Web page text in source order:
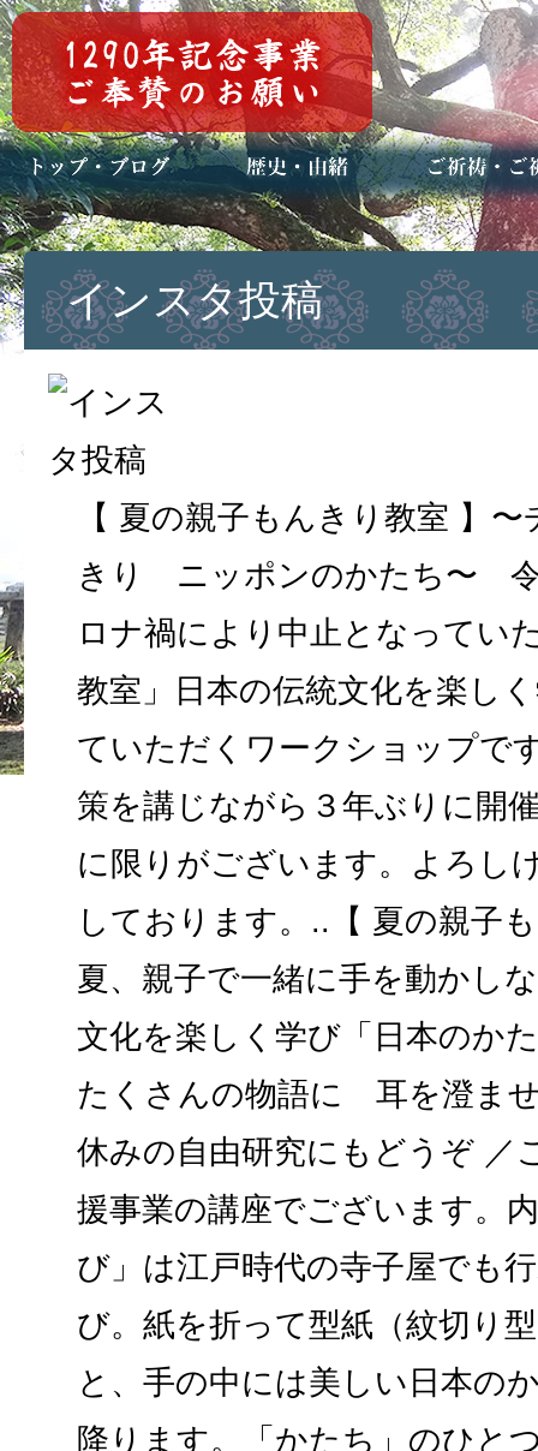
トップページ
ブログ(日々八百万)
お知らせ一覧 歴史・ご祭神
年中行事
メディア掲載 ご祈祷・ご祈
安産祈願
初宮参り
七五三詣
長寿のお祝い
神前結婚式
厄祓い・方位
車のお祓い
地鎮祭
神葬祭（神式
インスタ投稿
【 夏の親子もんきり教室 】
きり ニッポンのかたち〜 令
ロナ禍により中止となってい
教室」日本の伝統文化を楽し
ていただくワークショップで
策を講じながら３年ぶりに開
に限りがございます。よろし
しております。..【 夏の親子
夏、親子で一緒に手を動かし
文化を楽しく学び「日本の
たくさんの物語に 耳を澄ま
休みの自由研究にもどうぞ ／
援事業の講座でございます。
び」は江戸時代の寺子屋でも
び。紙を折って型紙（紋切り
と、手の中には美しい日本の
降ります。「かたち」のひと